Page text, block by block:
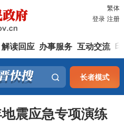
繁体
登录 注册
解读回应 办事服务 互动交流
长者模式
震应急专项演练